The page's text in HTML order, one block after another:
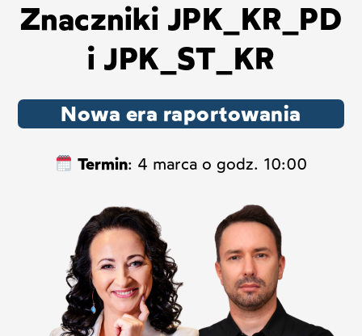
Znaczniki JPK_KR_PD
i JPK_ST_KR
Nowa era raportowania
Termin: 4 marca o godz. 10:00